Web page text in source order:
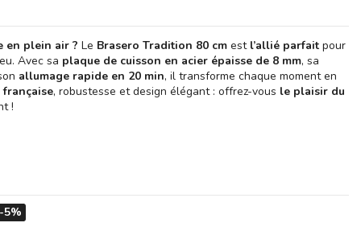
en plein air ? Le Brasero Tradition 80 cm est l’allié parfait pour
Avec sa plaque de cuisson en acier épaisse de 8 mm, sa
allumage rapide en 20 min, il transforme chaque moment en
, robustesse et design élégant : offrez-vous le plaisir du
!
-5%